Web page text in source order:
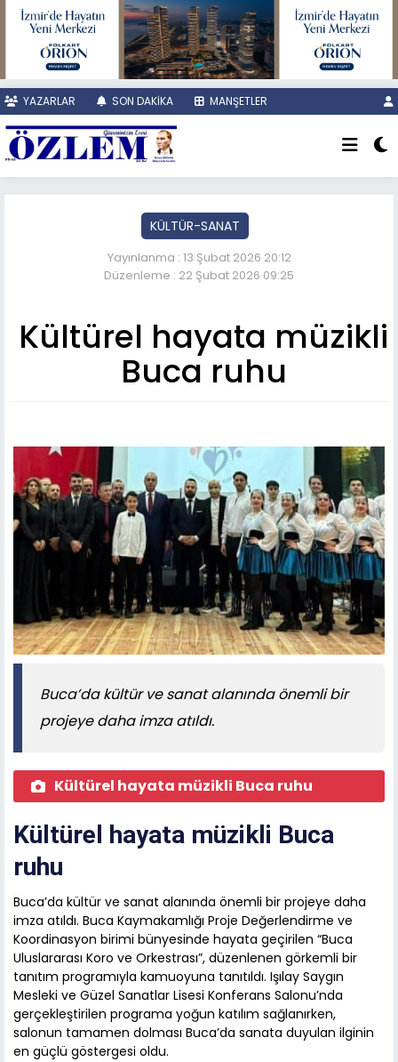
YAZARLAR SON DAKİKA MANŞETLER
KÜLTÜR-SANAT
Yayınlanma : 13 Şubat 2026 20:12
Düzenleme : 22 Şubat 2026 09:25
Kültürel hayata müzikli
Buca ruhu
Buca’da kültür ve sanat alanında önemli bir
projeye daha imza atıldı.
Kültürel hayata müzikli Buca ruhu
Kültürel hayata müzikli Buca
ruhu
Buca’da kültür ve sanat alanında önemli bir projeye daha
imza atıldı. Buca Kaymakamlığı Proje Değerlendirme ve
Koordinasyon birimi bünyesinde hayata geçirilen “Buca
Uluslararası Koro ve Orkestrası”, düzenlenen görkemli bir
tanıtım programıyla kamuoyuna tanıtıldı. Işılay Saygın
Mesleki ve Güzel Sanatlar Lisesi Konferans Salonu’nda
gerçekleştirilen programa yoğun katılım sağlanırken,
salonun tamamen dolması Buca’da sanata duyulan ilginin
en güçlü göstergesi oldu.